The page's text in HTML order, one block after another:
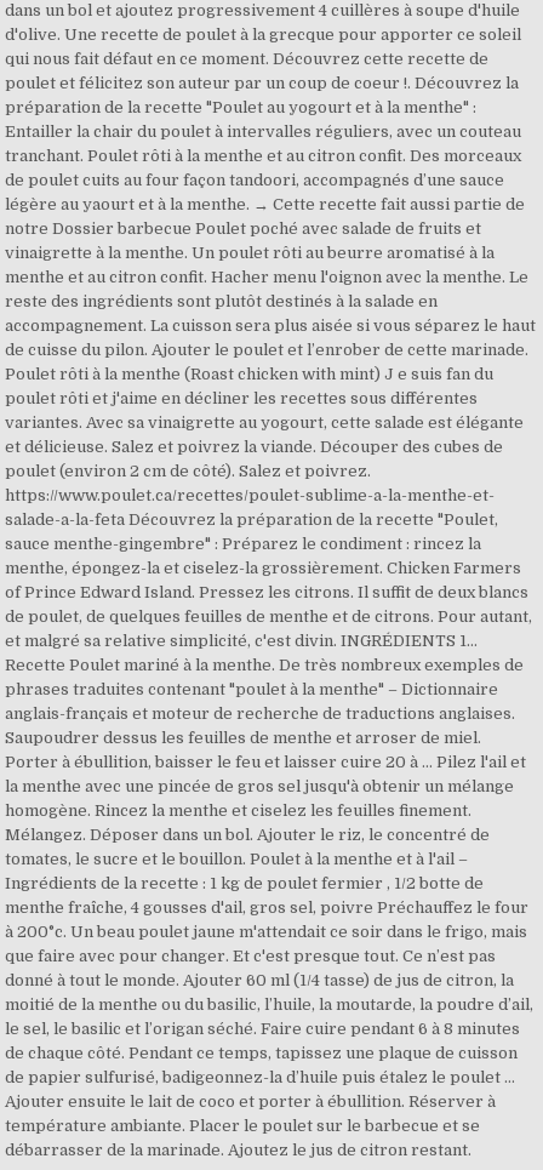
dans un bol et ajoutez progressivement 4 cuillères à soupe d'huile
d'olive. Une recette de poulet à la grecque pour apporter ce soleil
qui nous fait défaut en ce moment. Découvrez cette recette de
poulet et félicitez son auteur par un coup de coeur !. Découvrez la
préparation de la recette "Poulet au yogourt et à la menthe" :
Entailler la chair du poulet à intervalles réguliers, avec un couteau
tranchant. Poulet rôti à la menthe et au citron confit. Des morceaux
de poulet cuits au four façon tandoori, accompagnés d’une sauce
légère au yaourt et à la menthe. → Cette recette fait aussi partie de
notre Dossier barbecue Poulet poché avec salade de fruits et
vinaigrette à la menthe. Un poulet rôti au beurre aromatisé à la
menthe et au citron confit. Hacher menu l'oignon avec la menthe. Le
reste des ingrédients sont plutôt destinés à la salade en
accompagnement. La cuisson sera plus aisée si vous séparez le haut
de cuisse du pilon. Ajouter le poulet et l’enrober de cette marinade.
Poulet rôti à la menthe (Roast chicken with mint) J e suis fan du
poulet rôti et j'aime en décliner les recettes sous différentes
variantes. Avec sa vinaigrette au yogourt, cette salade est élégante
et délicieuse. Salez et poivrez la viande. Découper des cubes de
poulet (environ 2 cm de côté). Salez et poivrez.
https://www.poulet.ca/recettes/poulet-sublime-a-la-menthe-et-
salade-a-la-feta Découvrez la préparation de la recette "Poulet,
sauce menthe-gingembre" : Préparez le condiment : rincez la
menthe, épongez-la et ciselez-la grossièrement. Chicken Farmers
of Prince Edward Island. Pressez les citrons. Il suffit de deux blancs
de poulet, de quelques feuilles de menthe et de citrons. Pour autant,
et malgré sa relative simplicité, c'est divin. INGRÉDIENTS 1…
Recette Poulet mariné à la menthe. De très nombreux exemples de
phrases traduites contenant "poulet à la menthe" – Dictionnaire
anglais-français et moteur de recherche de traductions anglaises.
Saupoudrer dessus les feuilles de menthe et arroser de miel.
Porter à ébullition, baisser le feu et laisser cuire 20 à … Pilez l'ail et
la menthe avec une pincée de gros sel jusqu'à obtenir un mélange
homogène. Rincez la menthe et ciselez les feuilles finement.
Mélangez. Déposer dans un bol. Ajouter le riz, le concentré de
tomates, le sucre et le bouillon. Poulet à la menthe et à l'ail –
Ingrédients de la recette : 1 kg de poulet fermier , 1/2 botte de
menthe fraîche, 4 gousses d'ail, gros sel, poivre Préchauffez le four
à 200°c. Un beau poulet jaune m'attendait ce soir dans le frigo, mais
que faire avec pour changer. Et c'est presque tout. Ce n’est pas
donné à tout le monde. Ajouter 60 ml (1/4 tasse) de jus de citron, la
moitié de la menthe ou du basilic, l’huile, la moutarde, la poudre d’ail,
le sel, le basilic et l’origan séché. Faire cuire pendant 6 à 8 minutes
de chaque côté. Pendant ce temps, tapissez une plaque de cuisson
de papier sulfurisé, badigeonnez-la d’huile puis étalez le poulet …
Ajouter ensuite le lait de coco et porter à ébullition. Réserver à
température ambiante. Placer le poulet sur le barbecue et se
débarrasser de la marinade. Ajoutez le jus de citron restant.